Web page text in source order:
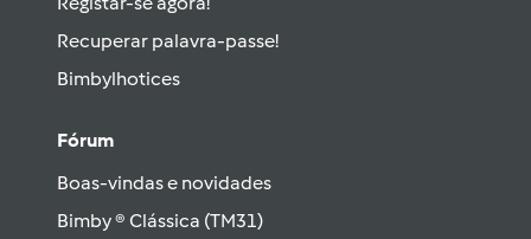
Recuperar palavra-passe!
Bimbylhotices
Fórum
Boas-vindas e novidades
Bimby ® Clássica (TM31)